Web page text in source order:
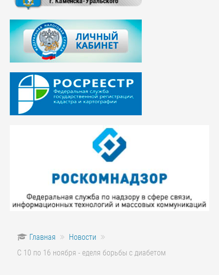
Главная
Новости
С 10 по 16 ноября - еделя борьбы с диабетом